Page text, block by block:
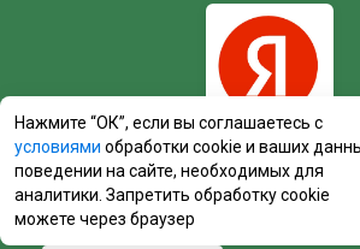
Нажмите “ОК”, если вы соглашаетесь с
условиями обработки cookie и ваших
поведении на сайте, необходимых для
аналитики. Запретить обработку cookie
можете через браузер